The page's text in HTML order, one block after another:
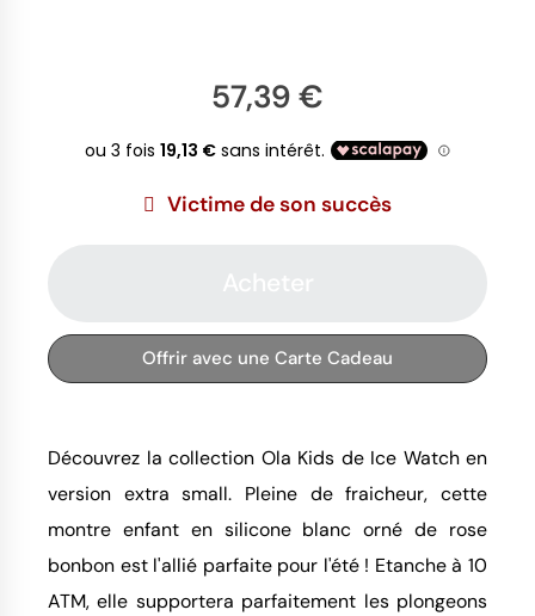
57,39 €
Victime de son succès
Offrir avec une Carte Cadeau
Découvrez la collection Ola Kids de Ice Watch en
version extra small. Pleine de fraicheur, cette
montre enfant en silicone blanc orné de rose
bonbon est l'allié parfaite pour l'été ! Etanche à 10
ATM, elle supportera parfaitement les plongeons